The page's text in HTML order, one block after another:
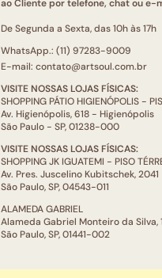
ao Cliente por telefone, chat ou e-
De Segunda a Sexta, das 10h às 17h
WhatsApp.: (11) 97283-9009
E-mail: contato@artsoul.com.br
VISITE NOSSAS LOJAS FÍSICAS:
SHOPPING PÁTIO HIGIENÓPOLIS -
Av. Higienópolis, 618 - Higienópolis
São Paulo - SP, 01238-000
VISITE NOSSAS LOJAS FÍSICAS:
SHOPPING JK IGUATEMI - PISO
Av. Pres. Juscelino Kubitschek, 2041
São Paulo, SP, 04543-011
ALAMEDA GABRIEL
Alameda Gabriel Monteiro da Silva,
São Paulo, SP, 01441-002